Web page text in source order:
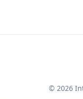
© 2026